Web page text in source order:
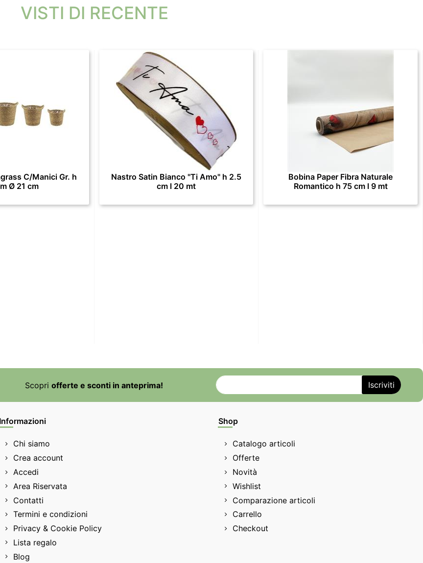
VISTI DI RECENTE
C/Manici Gr. h
Ø 21 cm
Nastro Satin Bianco "Ti Amo" h 2.5
cm l 20 mt
Bobina Paper Fibra Naturale
Romantico h 75 cm l 9 mt
Scopri offerte e sconti in anteprima!
Informazioni
Chi siamo
Crea account
Accedi
Area Riservata
Contatti
Termini e condizioni
Privacy & Cookie Policy
Lista regalo
Blog
Shop
Catalogo articoli
Offerte
Novità
Wishlist
Comparazione articoli
Carrello
Checkout